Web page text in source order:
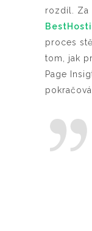
rozdíl. Za
proces
tom, jak
Page